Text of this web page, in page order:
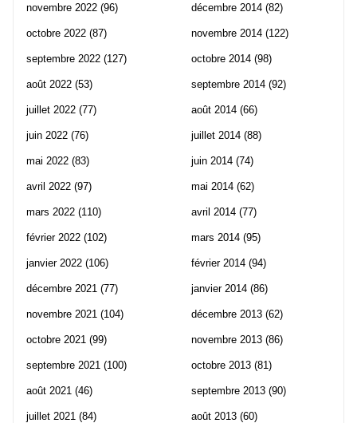
novembre 2022 (96)
octobre 2022 (87)
septembre 2022 (127)
août 2022 (53)
juillet 2022 (77)
juin 2022 (76)
mai 2022 (83)
avril 2022 (97)
mars 2022 (110)
février 2022 (102)
janvier 2022 (106)
décembre 2021 (77)
novembre 2021 (104)
octobre 2021 (99)
septembre 2021 (100)
août 2021 (46)
juillet 2021 (84)
décembre 2014 (82)
novembre 2014 (122)
octobre 2014 (98)
septembre 2014 (92)
août 2014 (66)
juillet 2014 (88)
juin 2014 (74)
mai 2014 (62)
avril 2014 (77)
mars 2014 (95)
février 2014 (94)
janvier 2014 (86)
décembre 2013 (62)
novembre 2013 (86)
octobre 2013 (81)
septembre 2013 (90)
août 2013 (60)